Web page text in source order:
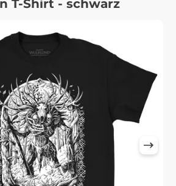
T-Shirt - schwarz